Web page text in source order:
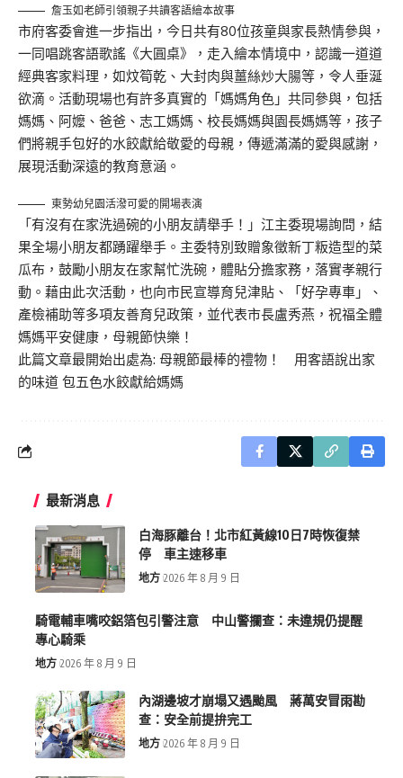
詹玉如老師引領親子共讀客語繪本故事
市府客委會進一步指出，今日共有80位孩童與家長熱情參與，
一同唱跳客語歌謠《大圓桌》，走入繪本情境中，認識一道道
經典客家料理，如炆筍乾、大封肉與薑絲炒大腸等，令人垂涎
欲滴。活動現場也有許多真實的「媽媽角色」共同參與，包括
媽媽、阿嬤、爸爸、志工媽媽、校長媽媽與園長媽媽等，孩子
們將親手包好的水餃獻給敬愛的母親，傳遞滿滿的愛與感謝，
展現活動深遠的教育意涵。
東勢幼兒園活潑可愛的開場表演
「有沒有在家洗過碗的小朋友請舉手！」江主委現場詢問，結
果全場小朋友都踴躍舉手。主委特別致贈象徵新丁粄造型的菜
瓜布，鼓勵小朋友在家幫忙洗碗，體貼分擔家務，落實孝親行
動。藉由此次活動，也向市民宣導育兒津貼、「好孕專車」、
產檢補助等多項友善育兒政策，並代表市長盧秀燕，祝福全體
媽媽平安健康，母親節快樂！
此篇文章最開始出處為: 母親節最棒的禮物！ 用客語說出家
的味道 包五色水餃獻給媽媽
最新消息
白海豚離台！北市紅黃線10日7時恢復禁
停 車主速移車
地方 2026 年 8 月 9 日
騎電輔車嘴咬鋁箔包引警注意 中山警攔查：未違規仍提醒
專心騎乘
地方 2026 年 8 月 9 日
內湖邊坡才崩塌又遇颱風 蔣萬安冒雨勘
查：安全前提拚完工
地方 2026 年 8 月 9 日